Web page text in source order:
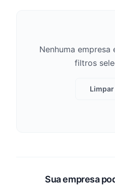
Nenhuma
filtros
Sua empresa